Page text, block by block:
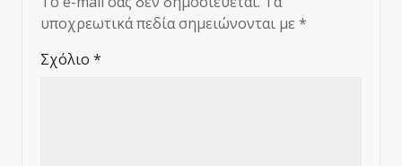
υποχρεωτικά πεδία σημειώνονται με *
Σχόλιο *